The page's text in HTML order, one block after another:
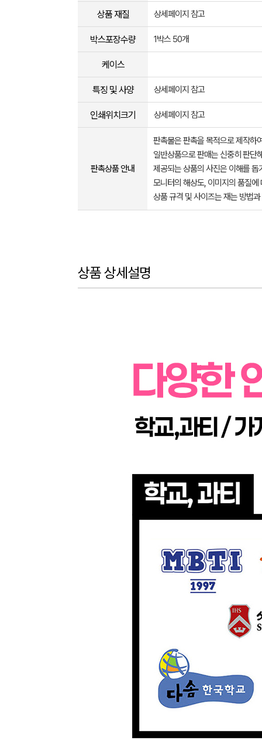
상품 재질 상세페이지 참고
박스포장수량 1박스 50개
케이스
특징 및 사양 상세페이지 참고
인쇄위치크기 상세페이지 참고
판촉상품 안내
판촉물은 판촉을 목적으로 제작하
일반상품으로 판매는 신중히 판단
제공되는 상품의 사진은 이해를
모니터의 해상도, 이미지의 품질
상품 규격 및 사이즈는 재는 방법
상품 상세설명